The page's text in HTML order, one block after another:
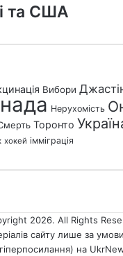
та США
Вибори
Нерухомість
Торонто
хокей імміграція
2026. All Rights
сайту лише за
на